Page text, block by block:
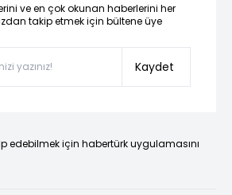
ve en çok okunan haberlerini her
takip etmek için bültene üye
Kaydet
edebilmek için habertürk uygulamasını